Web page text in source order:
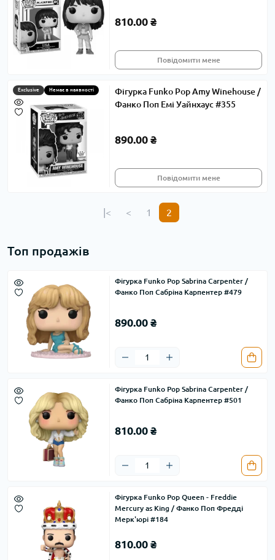
810.00 ₴
Повідомити мене
Exclusive Немає в наявності
Фігурка Funko Pop Amy Winehouse /
Фанко Поп Емі Уайнхаус #355
890.00 ₴
Повідомити мене
|< < 1 2
Топ продажів
Фігурка Funko Pop Sabrina Carpenter /
Фанко Поп Сабріна Карпентер #479
890.00 ₴
Фігурка Funko Pop Sabrina Carpenter /
Фанко Поп Сабріна Карпентер #501
810.00 ₴
Фігурка Funko Pop Queen - Freddie
Mercury as King / Фанко Поп Фредді
Мерк'юрі #184
810.00 ₴